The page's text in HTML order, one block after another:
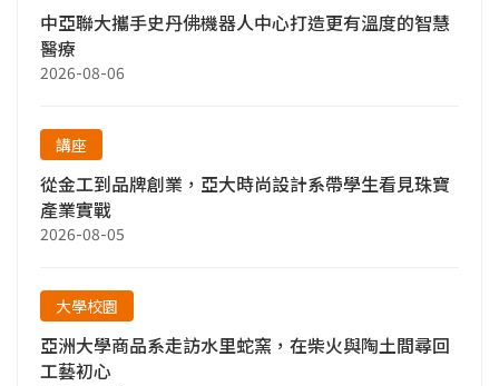
中亞聯大攜手史丹佛機器人中心打造更有溫度的智慧
醫療
2026-08-06
講座
從金工到品牌創業，亞大時尚設計系帶學生看見珠寶
產業實戰
2026-08-05
大學校園
亞洲大學商品系走訪水里蛇窯，在柴火與陶土間尋回
工藝初心